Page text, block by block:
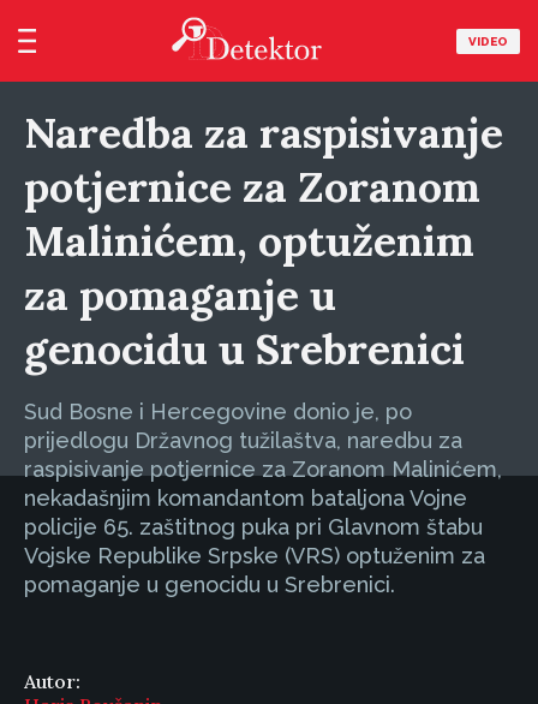
VIDEO
Naredba za raspisivanje
potjernice za Zoranom
Malinićem, optuženim
za pomaganje u
genocidu u Srebrenici
Sud Bosne i Hercegovine donio je, po
prijedlogu Državnog tužilaštva, naredbu za
raspisivanje potjernice za Zoranom Malinićem,
nekadašnjim komandantom bataljona Vojne
policije 65. zaštitnog puka pri Glavnom štabu
Vojske Republike Srpske (VRS) optuženim za
pomaganje u genocidu u Srebrenici.
Autor: